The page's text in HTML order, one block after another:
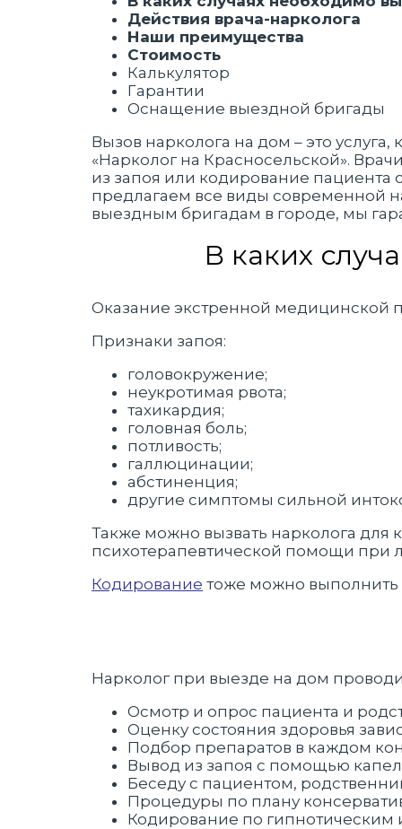
Действия врача-нарколога
Наши преимущества
Стоимость
Калькулятор
Гарантии
Оснащение выездной бригады
Вызов нарколога на дом – это
«Нарколог на Красносельской».
из запоя или кодирование пациента
предлагаем все виды современной
выездным бригадам в городе, мы
В каких
Оказание экстренной медицинской
Признаки запоя:
головокружение;
неукротимая рвота;
тахикардия;
головная боль;
потливость;
галлюцинации;
абстиненция;
другие симптомы сильной
Также можно вызвать нарколога для
психотерапевтической помощи при
Кодирование тоже можно выполнить
Нарколог при выезде на дом
Осмотр и опрос пациента и
Оценку состояния здоровья
Подбор препаратов в каждом
Вывод из запоя с помощью
Беседу с пациентом,
Процедуры по плану
Кодирование по